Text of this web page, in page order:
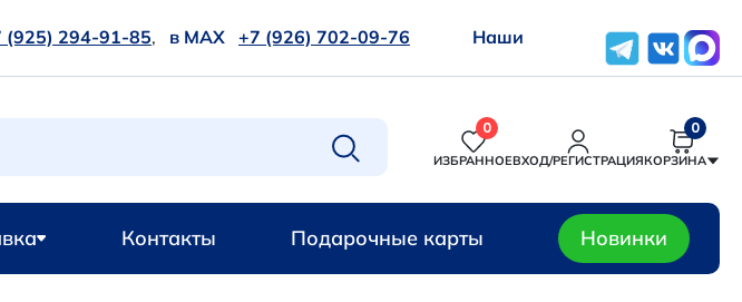
(925) 294-91-85, в MAX +7 (926) 702-09-76
Наши
0
ИЗБРАННОЕВХОД/РЕГИСТРАЦИЯ
0
КОРЗИНА
Контакты Подарочные карты Новинки